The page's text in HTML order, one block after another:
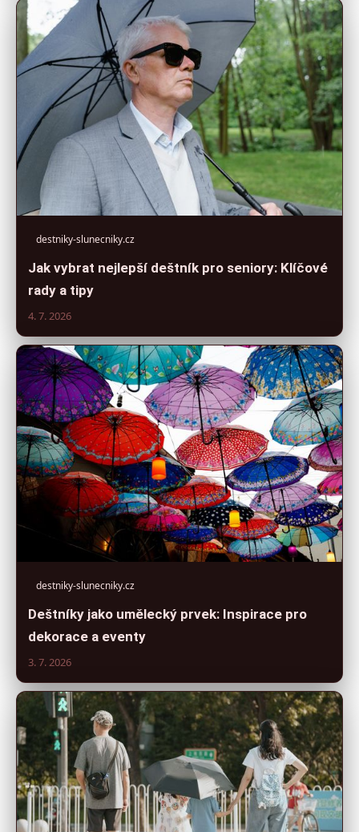
destniky-slunecniky.cz
Jak vybrat nejlepší deštník pro seniory: Klíčové
rady a tipy
4. 7. 2026
destniky-slunecniky.cz
Deštníky jako umělecký prvek: Inspirace pro
dekorace a eventy
3. 7. 2026